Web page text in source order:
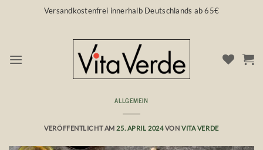
Versandkostenfrei innerhalb Deutschlands ab 65€
ALLGEMEIN
VERÖFFENTLICHT AM25. APRIL 2024 VONVITA VERDE